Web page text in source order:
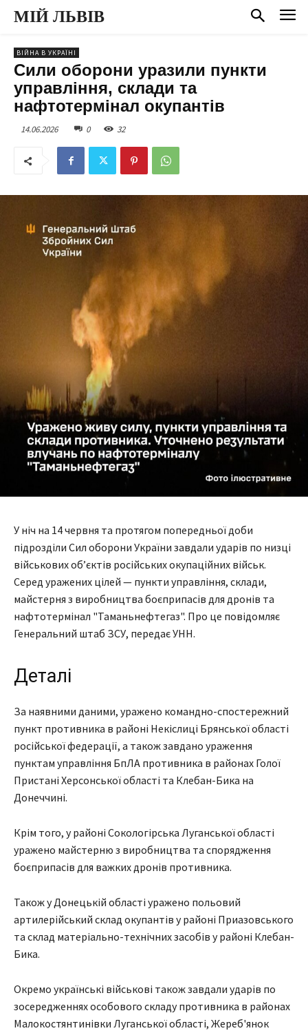
МІЙ ЛЬВІВ
ВІЙНА В УКРАЇНІ
Сили оборони уразили пункти
управління, склади та
нафтотермінал окупантів
14.06.2026 0 32
У ніч на 14 червня та протягом попередньої доби
підрозділи Сил оборони України завдали ударів по низці
військових об’єктів російських окупаційних військ.
Серед уражених цілей — пункти управління, склади,
майстерня з виробництва боєприпасів для дронів та
нафтотермінал "Таманьнефтегаз". Про це повідомляє
Генеральний штаб ЗСУ, передає УНН.
Деталі
За наявними даними, уражено командно-спостережний
пункт противника в районі Некіслиці Брянської області
російської федерації, а також завдано ураження
пунктам управління БпЛА противника в районах Голої
Пристані Херсонської області та Клебан-Бика на
Донеччині.
Крім того, у районі Сокологірська Луганської області
уражено майстерню з виробництва та спорядження
боєприпасів для важких дронів противника.
Також у Донецькій області уражено польовий
артилерійський склад окупантів у районі Приазовського
та склад матеріально-технічних засобів у районі Клебан-
Бика.
Окремо українські військові також завдали ударів по
зосередженнях особового складу противника в районах
Малокостянтинівки Луганської області, Жереб'янок